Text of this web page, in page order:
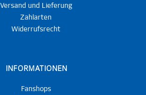
Versand und Lieferung
Zahlarten
Widerrufsrecht
INFORMATIONEN
Fanshops